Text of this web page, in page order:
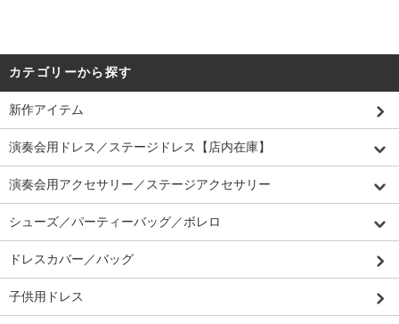
カテゴリーから探す
新作アイテム
演奏会用ドレス／ステージドレス【店内在庫】
演奏会用アクセサリー／ステージアクセサリー
シューズ／パーティーバッグ／ボレロ
ドレスカバー／バッグ
子供用ドレス